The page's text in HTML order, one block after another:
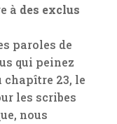
à des exclus
paroles de
qui peinez
chapître 23, le
les scribes
nous